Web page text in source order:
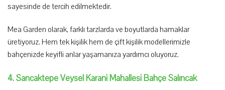
sayesinde de tercih edilmektedir.
Mea Garden olarak, farklı tarzlarda ve boyutlarda hamaklar
üretiyoruz. Hem tek kişilik hem de çift kişilik modellerimizle
bahçenizde keyifli anlar yaşamanıza yardımcı oluyoruz.
4. Sancaktepe Veysel Karani Mahallesi Bahçe Salıncak